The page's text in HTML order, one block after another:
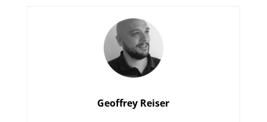
Geoffrey Reiser